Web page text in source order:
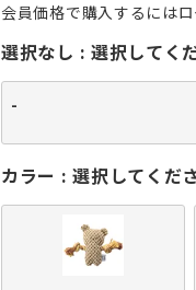
会員価格で購入するにはロ
選択なし 選択してく
-
カラー 選択してくだ